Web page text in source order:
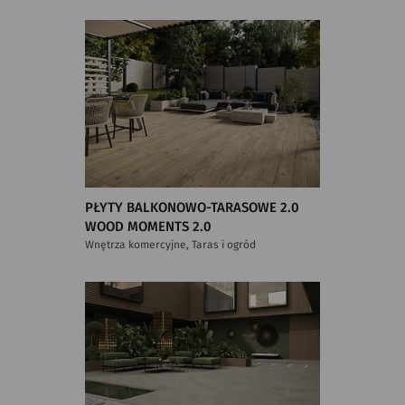
PŁYTY BALKONOWO-TARASOWE 2.0
WOOD MOMENTS 2.0
Wnętrza komercyjne, Taras i ogród